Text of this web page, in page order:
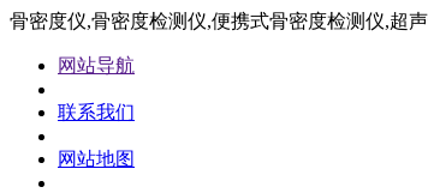
骨密度仪,骨密度检测仪,便携式骨密度检测仪,超
网站导航
联系我们
网站地图